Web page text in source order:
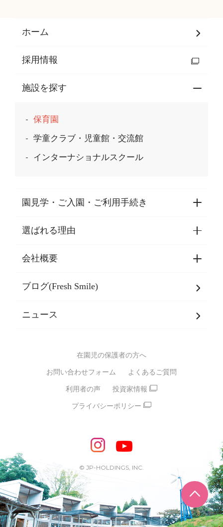
ページ
ホーム
採用情報
施設を探す
保育園
学童クラブ・児童館・交流館
インターナショナルスクール
園見学・ご入園・ご利用手続き
園見学・ご入園・ご利用手続き
東京都認証保育所空き状況
選ばれる理由
選ばれる理由一覧
乳児期・幼児期・
バイリンガル保育園
スポーツ保育園
モンテッソーリ式保育園
STEAMS保育・学童
えいご
めざせ！バイリンガル！
めざせ！アスリート教室
ピアノ教室♪ ドレミっこ
めざせ!HIPHOPダンサー!
輝け！チアリーダー
会社概要
会社概要
SDGsについて
ブログ(Fresh Smile)
ニュース
在園児の保護者の方へ
お問い合わせフォーム よくあるご質問
利用者の声 投資家情報
プライバシーポリシー
© JP-HOLDINGS, INC.